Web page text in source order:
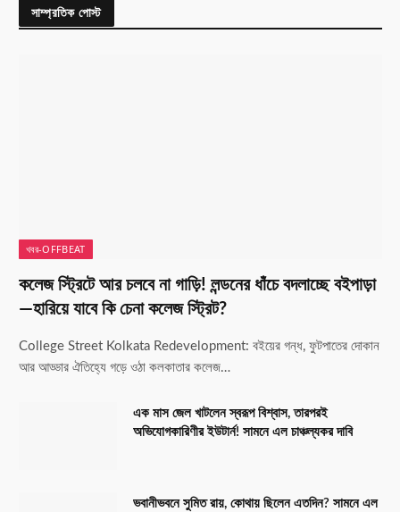
সাম্প্রতিক পোস্ট
খবর-OFFBEAT
কলেজ স্ট্রিটে আর চলবে না গাড়ি! লন্ডনের ধাঁচে বদলাচ্ছে বইপাড়া
—হারিয়ে যাবে কি চেনা কলেজ স্ট্রিট?
College Street Kolkata Redevelopment: বইয়ের গন্ধ, ফুটপাতের দোকান
আর আড্ডার ঐতিহ্যে গড়ে ওঠা কলকাতার কলেজ…
এক মাস জেল খাটলেন স্বরূপ বিশ্বাস, তারপরই
অভিযোগকারিণীর ইউটার্ন! সামনে এল চাঞ্চল্যকর দাবি
ভবানীভবনে সুমিত রায়, কোথায় ছিলেন এতদিন? সামনে এল